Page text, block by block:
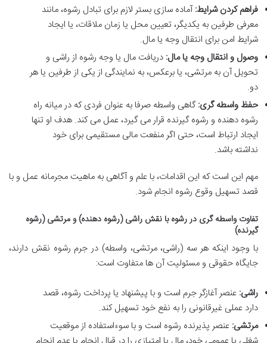
فراهم کردن شرایط:آماده سازی بستر لازم برای تبادل رشوه، مانند
معرفی طرفین به یکدیگر، تعیین محل یا زمان ملاقات، یا ایجاد
شرایط امن برای انتقال وجه یا مال.
وصول و انتقال وجه یا مال: دریافت مال یا وجه رشوه از راشی و
تحویل آن به مرتشی، یا برعکس، به نمایندگی از یکی از طرفین یا هر
دو.
حفظ واسطه گری:گاهی واسطه صرفا به عنوان فردی که در میانه راه
رشوه دهنده و رشوه گیرنده قرار می گیرد، عمل می کند. هدف او تنها
ایجاد ارتباط است، حتی اگر منفعت مالی مستقیمی برای خود
نداشته باشد.
مهم این است که این اقدامات، با علم و آگاهی به ماهیت مجرمانه عمل و با
قصد تسهیل وقوع رشوه انجام شود.
تفاوت واسطه گری در رشوه با نقش راشی (رشوه دهنده) و مرتشی (رشوه
گیرنده)
با وجود اینکه هر سه (راشی، مرتشی، واسطه) در جرم رشوه نقش دارند،
جایگاه حقوقی و مسئولیت آن ها متفاوت است:
راشی: عنصر آغازگر جرم است و با پیشنهاد یا پرداخت رشوه، قصد
دارد عملی غیرقانونی را به نفع خود تسهیل کند.
مرتشی: عنصر پذیرنده رشوه است و با سوءاستفاده از موقعیت